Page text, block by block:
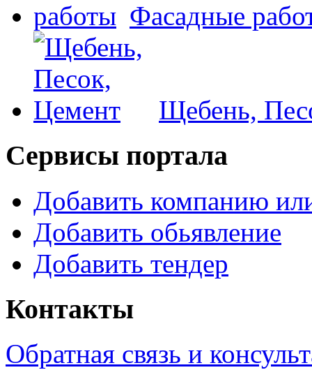
Фасадные
Щебень,
Сервисы портала
Добавить компанию
Добавить обьявление
Добавить тендер
Контакты
Обратная связь и